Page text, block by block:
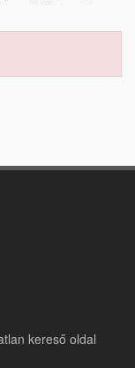
kereső oldal